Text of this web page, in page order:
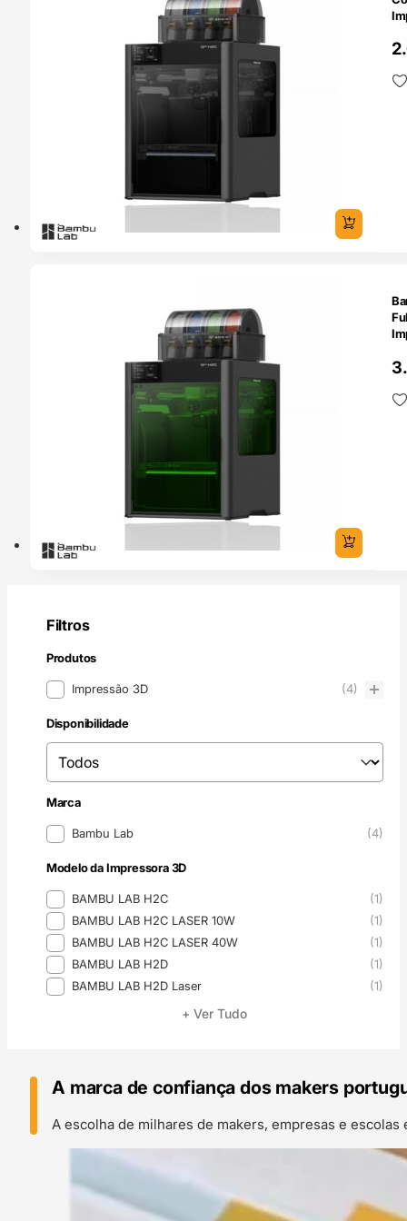
Filtros
Produtos
ProdutosImpressão 3D (4)
Disponibilidade
Disponibilidade
Disponibilidade
Marca
MarcaBambu Lab (4)
Modelo da Impressora 3D
Modelo da Impressora 3D
BAMBU LAB H2C
(1)
BAMBU LAB H2C LASER 10W
(1)
BAMBU LAB H2C LASER 40W
(1)
BAMBU LAB H2D
(1)
BAMBU LAB H2D Laser
(1)
+ Ver Tudo
A marca de confiança dos makers
A escolha de milhares de makers, empresas e escolas